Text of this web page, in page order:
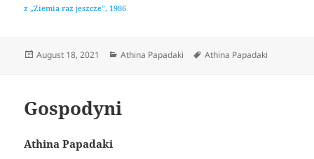
z „Ziemia raz jeszcze”, 1986
Posted
August 18, 2021 Categories
Athina Papadaki Tags
Athina Papadaki
Gospodyni
Athina Papadaki